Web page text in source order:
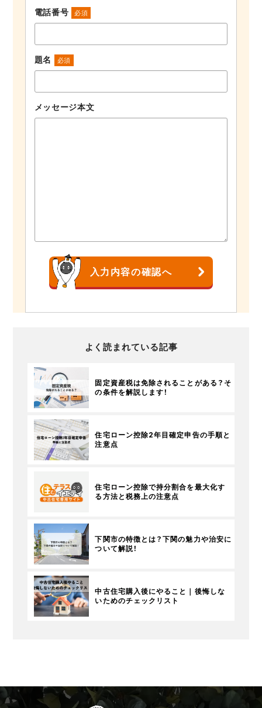
電話番号 必須
題名 必須
メッセージ本文
よく読まれている記事
固定資産税は免除されることがある？そ
の条件を解説します！
住宅ローン控除2年目確定申告の手順と
注意点
住宅ローン控除で持分割合を最大化す
る方法と税務上の注意点
下関市の特徴とは？下関の魅力や治安に
ついて解説！
中古住宅購入後にやること｜後悔しな
いためのチェックリスト